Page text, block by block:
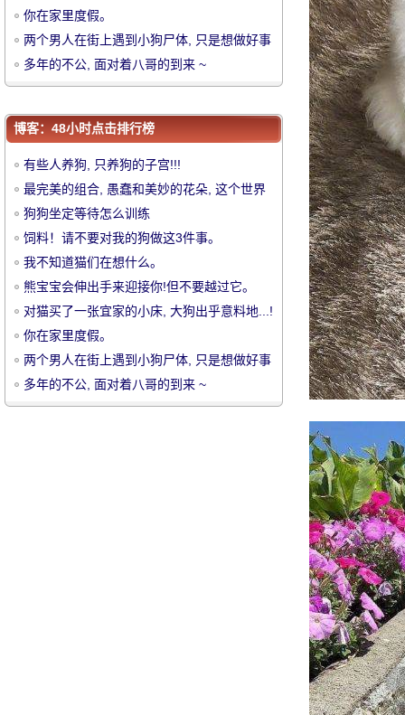
华
宠
地...!
你在家里度假。
两个男人在街上遇到小狗尸体, 只是想做好事
埋了, 却被赶出来的狗妈妈追逐屁股咬哈哈哈
多年的不公, 面对着八哥的到来 ~
你在家里度假。
两个男人在街上遇到小狗尸体, 只是想做好事
埋了, 却被赶出来的狗妈妈追逐屁股咬哈哈哈
哈哈哈哈哈哈哈哈哈哈哈哈哈
多年的不公, 面对着八哥的到来 ~
博客：48小时点击排行榜
有些人养狗, 只养狗的子宫!!!
最完美的组合, 愚蠢和美妙的花朵, 这个世界
上只有木狗!
狗狗坐定等待怎么训练
饲料！请不要对我的狗做这3件事。
我不知道猫们在想什么。
熊宝宝会伸出手来迎接你!但不要越过它。
对猫买了一张宜家的小床, 大狗出乎意料地...!
你在家里度假。
两个男人在街上遇到小狗尸体, 只是想做好事
埋了, 却被赶出来的狗妈妈追逐屁股咬哈哈哈
哈哈哈哈哈哈哈哈哈哈哈哈哈
多年的不公, 面对着八哥的到来 ~